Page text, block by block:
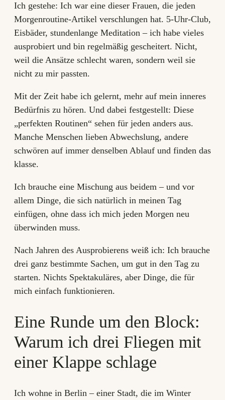
Ich gestehe: Ich war eine dieser Frauen, die jeden
Morgenroutine-Artikel verschlungen hat. 5-Uhr-Club,
Eisbäder, stundenlange Meditation – ich habe vieles
ausprobiert und bin regelmäßig gescheitert. Nicht,
weil die Ansätze schlecht waren, sondern weil sie
nicht zu mir passten.
Mit der Zeit habe ich gelernt, mehr auf mein inneres
Bedürfnis zu hören. Und dabei festgestellt: Diese
„perfekten Routinen“ sehen für jeden anders aus.
Manche Menschen lieben Abwechslung, andere
schwören auf immer denselben Ablauf und finden das
klasse.
Ich brauche eine Mischung aus beidem – und vor
allem Dinge, die sich natürlich in meinen Tag
einfügen, ohne dass ich mich jeden Morgen neu
überwinden muss.
Nach Jahren des Ausprobierens weiß ich: Ich brauche
drei ganz bestimmte Sachen, um gut in den Tag zu
starten. Nichts Spektakuläres, aber Dinge, die für
mich einfach funktionieren.
Eine Runde um den Block:
Warum ich drei Fliegen mit
einer Klappe schlage
Ich wohne in Berlin – einer Stadt, die im Winter